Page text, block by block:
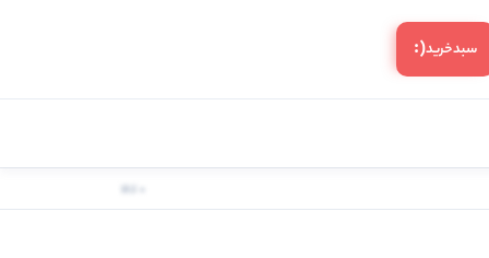
سبد‌خرید(: